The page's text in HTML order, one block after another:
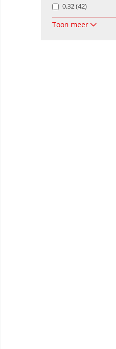
0.32 (42)
Toon meer